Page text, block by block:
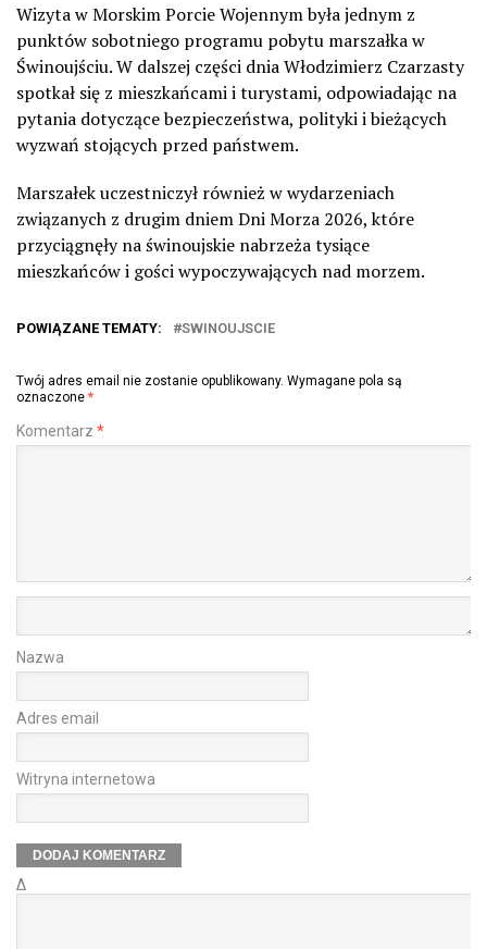
Wizyta w Morskim Porcie Wojennym była jednym z
punktów sobotniego programu pobytu marszałka w
Świnoujściu. W dalszej części dnia Włodzimierz Czarzasty
spotkał się z mieszkańcami i turystami, odpowiadając na
pytania dotyczące bezpieczeństwa, polityki i bieżących
wyzwań stojących przed państwem.
Marszałek uczestniczył również w wydarzeniach
związanych z drugim dniem Dni Morza 2026, które
przyciągnęły na świnoujskie nabrzeża tysiące
mieszkańców i gości wypoczywających nad morzem.
POWIĄZANE TEMATY: SWINOUJSCIE
Twój adres email nie zostanie opublikowany. Wymagane pola są
oznaczone *
Komentarz *
Nazwa
Adres email
Witryna internetowa
Δ